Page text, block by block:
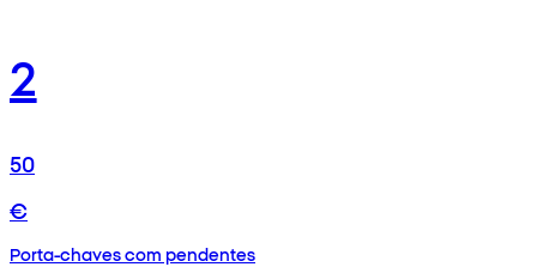
2
50
€
Porta-chaves com pendentes